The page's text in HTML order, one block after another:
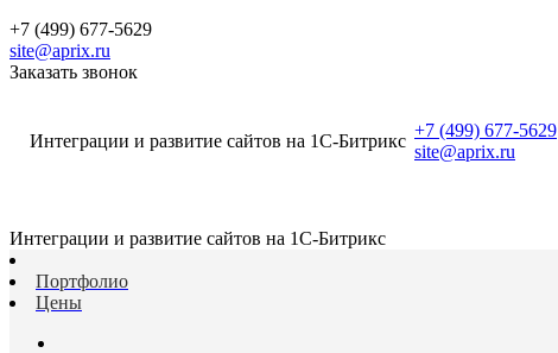
+7 (499) 677-5629
site@aprix.ru
Заказать звонок
Интеграции и развитие сайтов на 1С-Битрикс
+7 (499) 677-5629
site@aprix.ru
Интеграции и развитие сайтов на 1С-Битрикс
Портфолио
Цены